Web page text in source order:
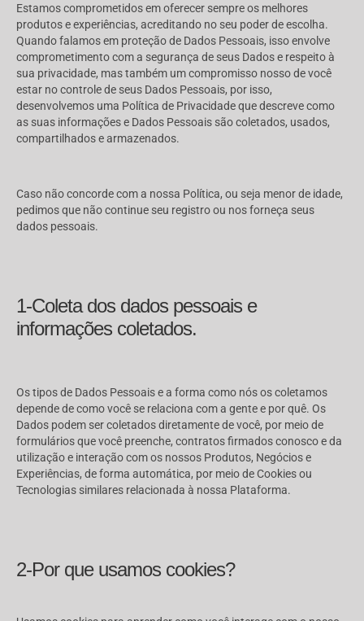
Estamos comprometidos em oferecer sempre os melhores
produtos e experiências, acreditando no seu poder de escolha.
Quando falamos em proteção de Dados Pessoais, isso envolve
comprometimento com a segurança de seus Dados e respeito à
sua privacidade, mas também um compromisso nosso de você
estar no controle de seus Dados Pessoais, por isso,
desenvolvemos uma Política de Privacidade que descreve como
as suas informações e Dados Pessoais são coletados, usados,
compartilhados e armazenados.
Caso não concorde com a nossa Política, ou seja menor de idade,
pedimos que não continue seu registro ou nos forneça seus
dados pessoais.
1-Coleta dos dados pessoais e
informações coletados.
Os tipos de Dados Pessoais e a forma como nós os coletamos
depende de como você se relaciona com a gente e por quê. Os
Dados podem ser coletados diretamente de você, por meio de
formulários que você preenche, contratos firmados conosco e da
utilização e interação com os nossos Produtos, Negócios e
Experiências, de forma automática, por meio de Cookies ou
Tecnologias similares relacionada à nossa Plataforma.
2-Por que usamos cookies?